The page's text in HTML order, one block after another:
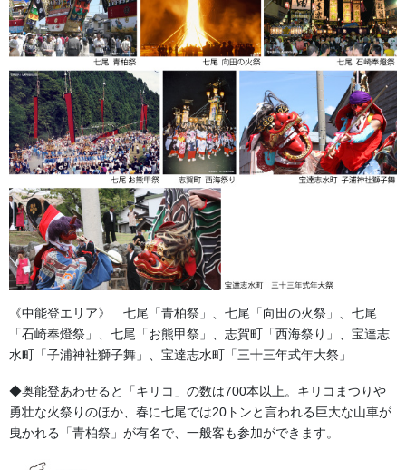
オリジナルで製作される袢纏を「別誂半纏（べつあつらえはんて
ん）」「別染半纏（べつぞめはんてん）」といいます。
また、「別注半纏（べっちゅうはんてん）」ともいい、最近では
オリジナル半天とも言います。
今の半纏は、江戸時代に庶民が仕事着として着用していた半纏の
一つ『印半纏』がルーツだという説があります。
『印半纏』の特徴は、襟・背・腰回りなどに屋号・氏名などの印
江戸後期から職人の間で流行し、雇主も使用人や出入りの者に率
先して支給し着用させていたと言われて言われています。
羽織のような胸紐がないので、手拭いを帯代わりに結んぶスタイ
ルが定着。『祭袢纏』に今もその着こなしに残っています。
別誂半纏（べつあつらえはんてん）の魅力
《中能登エリア》 七尾「青柏祭」、七尾「向田の火祭」、七尾
「石崎奉燈祭」、七尾「お熊甲祭」、志賀町「西海祭り」、宝達志
水町「子浦神社獅子舞」、宝達志水町「三十三年式年大祭」
◆奥能登あわせると「キリコ」の数は700本以上。キリコまつりや
勇壮な火祭りのほか、春に七尾では20トンと言われる巨大な山車が
曳かれる「青柏祭」が有名で、一般客も参加ができます。